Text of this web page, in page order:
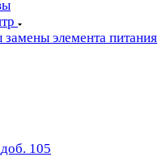
замены элемента питания
доб. 105